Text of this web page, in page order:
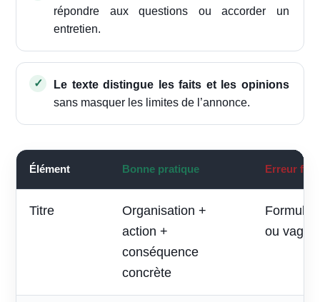
répondre aux questions ou accorder un
entretien.
Le texte distingue les faits et les opinions
sans masquer les limites de l’annonce.
Élément Bonne pratique Erreur
Titre
Organisation +
action +
conséquence
concrète
Formule
ou vague